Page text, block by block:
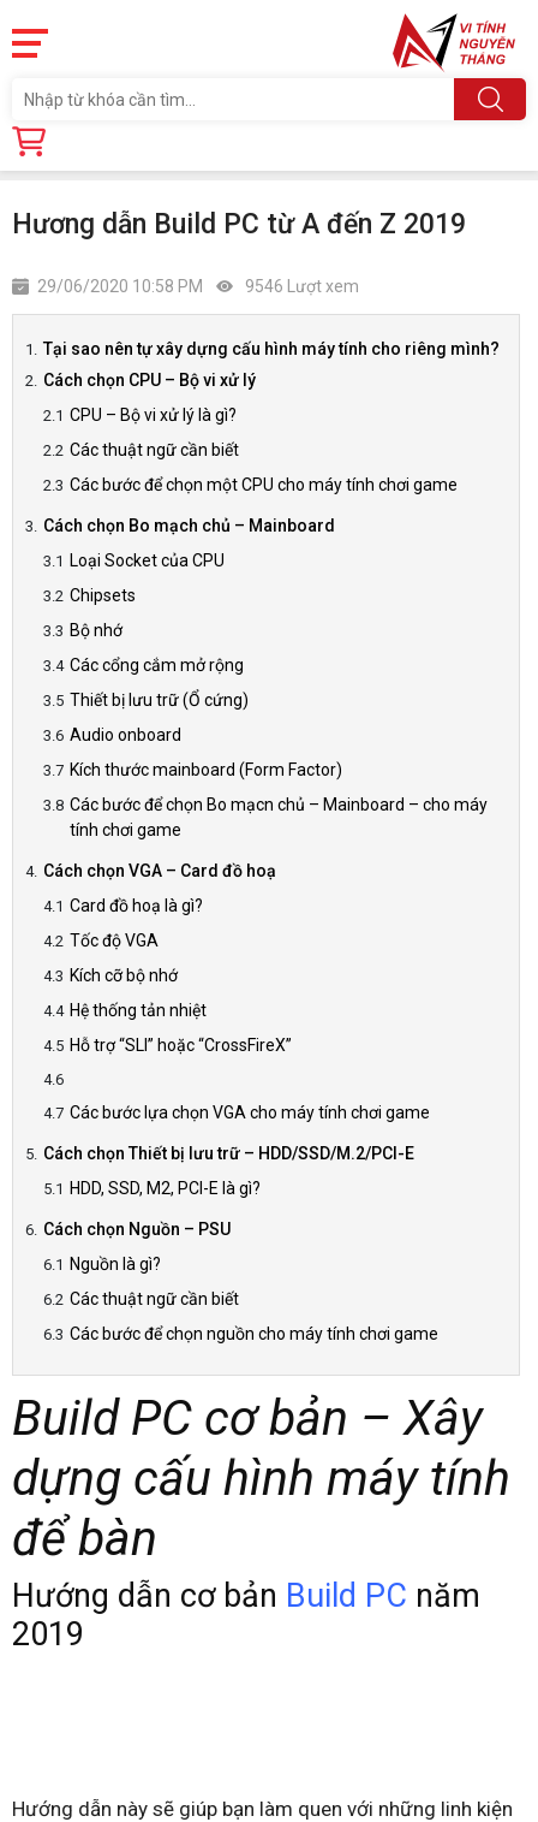
Trang chủ
Hương dẫn Build PC từ A đến Z 2019
29/06/2020 10:58 PM 9546 Lượt xem
Tại sao nên tự xây dựng cấu hình máy tính cho riêng mình?
Cách chọn CPU – Bộ vi xử lý
CPU – Bộ vi xử lý là gì?
Các thuật ngữ cần biết
Các bước để chọn một CPU cho máy tính chơi game
Cách chọn Bo mạch chủ – Mainboard
Loại Socket của CPU
Chipsets
Bộ nhớ
Các cổng cắm mở rộng
Thiết bị lưu trữ (Ổ cứng)
Audio onboard
Kích thước mainboard (Form Factor)
Các bước để chọn Bo mạcn chủ – Mainboard – cho máy
tính chơi game
Cách chọn VGA – Card đồ hoạ
Card đồ hoạ là gì?
Tốc độ VGA
Kích cỡ bộ nhớ
Hệ thống tản nhiệt
Hỗ trợ “SLI” hoặc “CrossFireX”
Các bước lựa chọn VGA cho máy tính chơi game
Cách chọn Thiết bị lưu trữ – HDD/SSD/M.2/PCI-E
HDD, SSD, M2, PCI-E là gì?
Cách chọn Nguồn – PSU
Nguồn là gì?
Các thuật ngữ cần biết
Các bước để chọn nguồn cho máy tính chơi game
Build PC cơ bản – Xây
dựng cấu hình máy tính
để bàn
Hướng dẫn cơ bản Build PC năm
2019
Hướng dẫn này sẽ giúp bạn làm quen với những linh kiện